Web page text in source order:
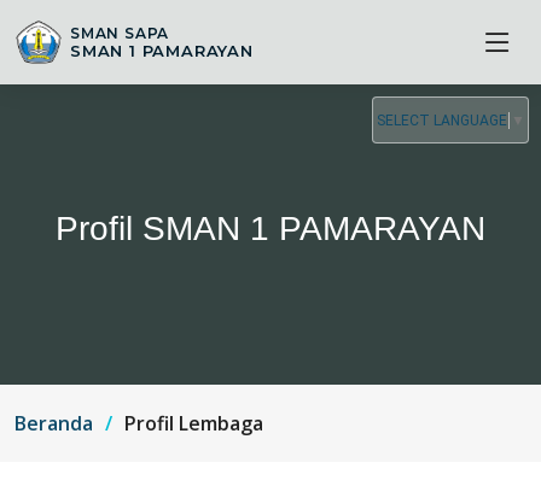
SMAN SAPA
SMAN 1 PAMARAYAN
SELECT LANGUAGE ▼
Profil SMAN 1 PAMARAYAN
Beranda Profil Lembaga